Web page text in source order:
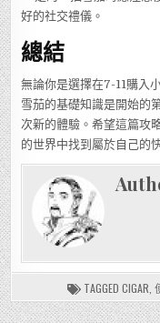
好的社交禮儀。
總結
無論你是選擇在7-11購入
雪茄的基礎知識是開始的
次新的體驗。希望這篇攻
的世界中找到屬於自己的
TAGGED CIGAR